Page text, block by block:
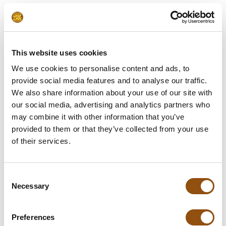
This website uses cookies
We use cookies to personalise content and ads, to
provide social media features and to analyse our traffic.
We also share information about your use of our site with
our social media, advertising and analytics partners who
may combine it with other information that you’ve
provided to them or that they’ve collected from your use
of their services.
Selection
Necessary
Preferences
Specificaties
verpakking
Afmetingen: 290 x 190 x mm
Gewicht: 750 gram
Levertijd: 8 dagen, of in overleg
Smaak chocolade:
Logo plaatsing: Op de verpakking
Allergie-info: